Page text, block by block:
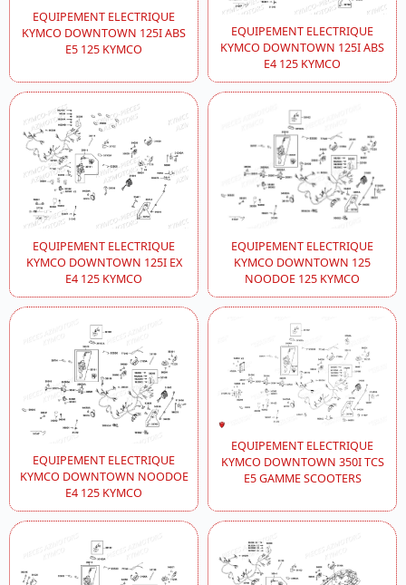
EQUIPEMENT ELECTRIQUE
KYMCO DOWNTOWN 125I ABS
E5 125 KYMCO
EQUIPEMENT ELECTRIQUE
KYMCO DOWNTOWN 125I ABS
E4 125 KYMCO
EQUIPEMENT ELECTRIQUE
KYMCO DOWNTOWN 125I EX
E4 125 KYMCO
EQUIPEMENT ELECTRIQUE
KYMCO DOWNTOWN 125
NOODOE 125 KYMCO
EQUIPEMENT ELECTRIQUE
KYMCO DOWNTOWN NOODOE
E4 125 KYMCO
EQUIPEMENT ELECTRIQUE
KYMCO DOWNTOWN 350I TCS
E5 GAMME SCOOTERS